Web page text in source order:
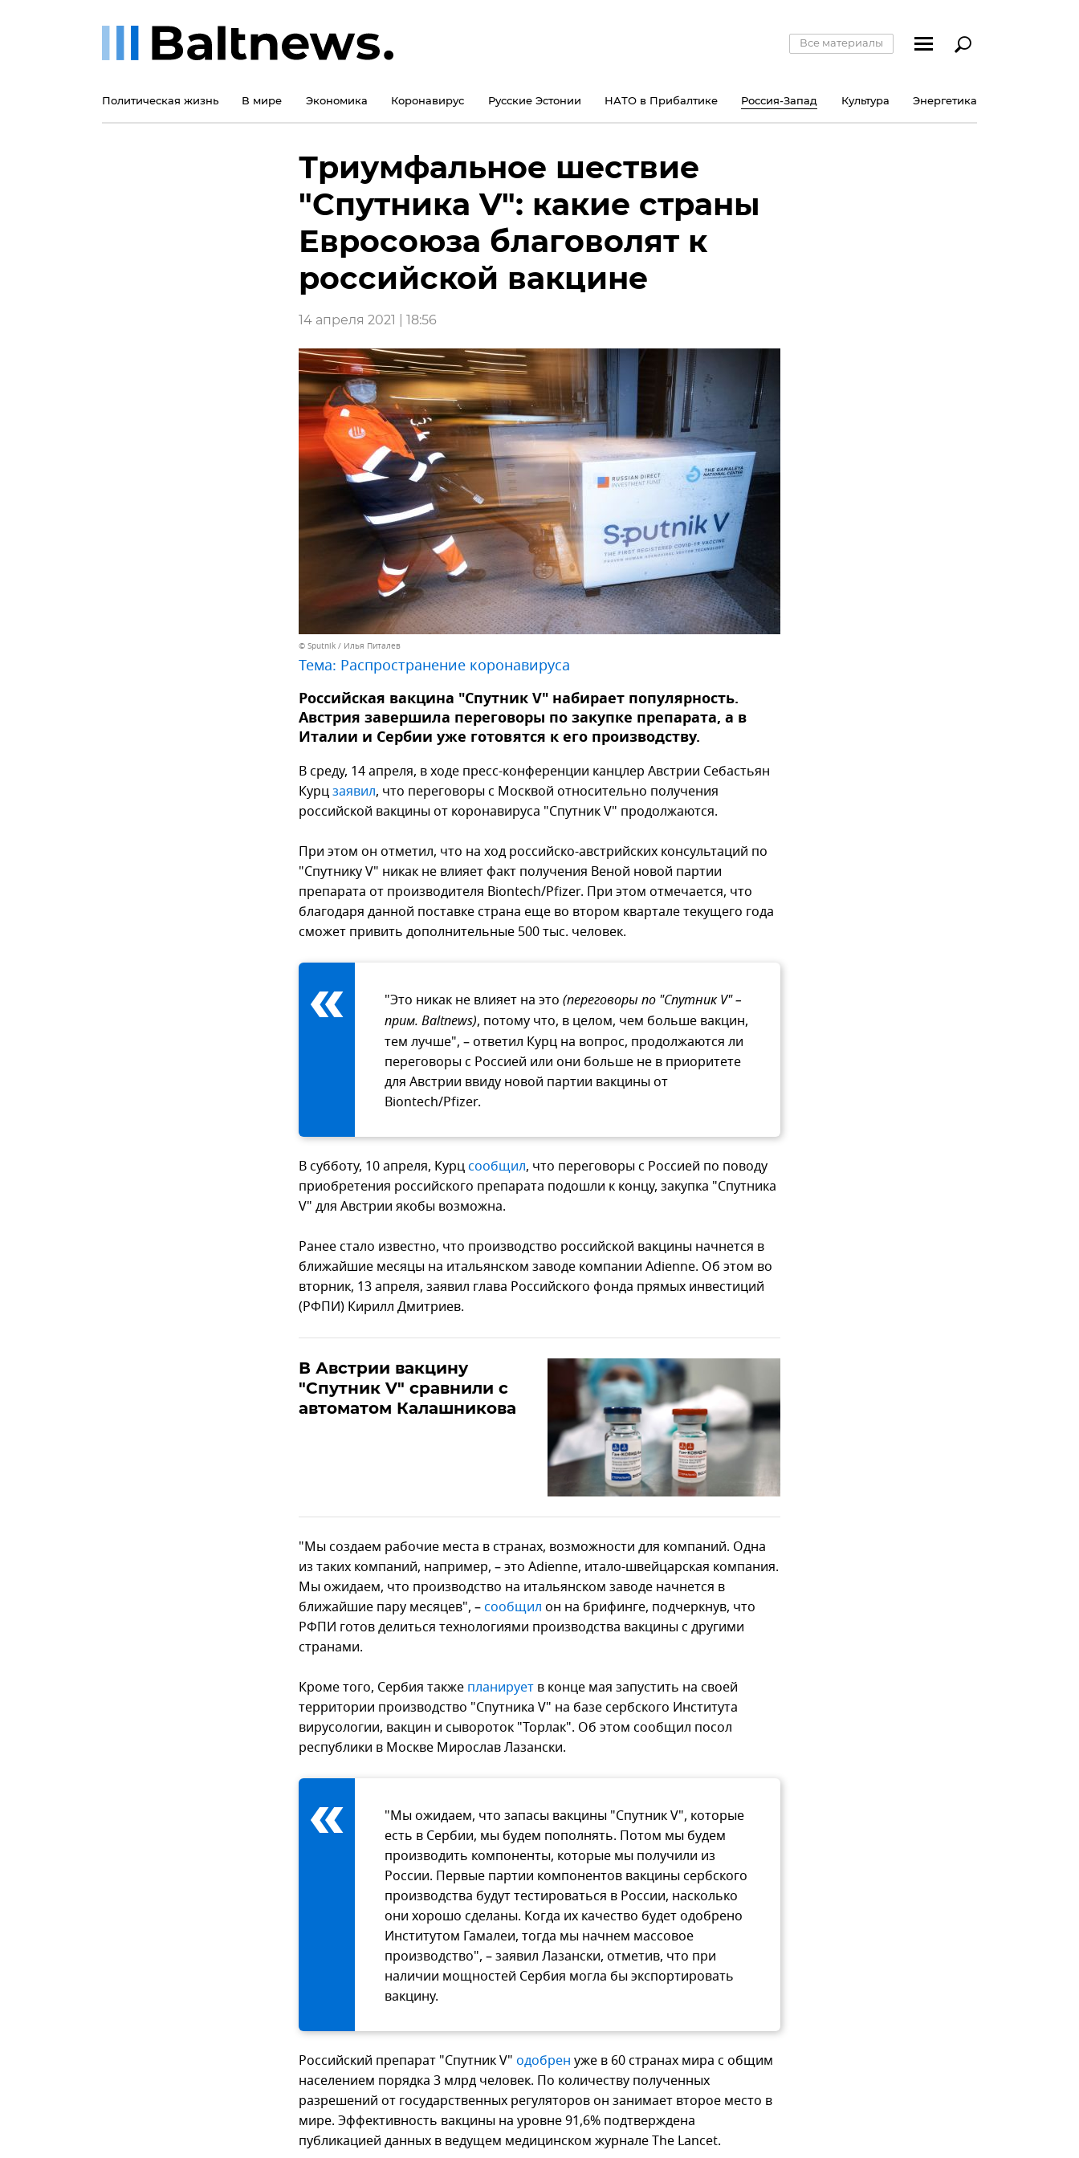
Все материалы
Политическая жизнь В мире Экономика Коронавирус Русские Эстонии НАТО в Прибалтике Россия-Запад Культура Энергетика
Триумфальное шествие
"Спутника V": какие страны
Евросоюза благоволят к
российской вакцине
14 апреля 2021 | 18:56
© Sputnik / Илья Питалев
Тема: Распространение коронавируса
Российская вакцина "Спутник V" набирает популярность.
Австрия завершила переговоры по закупке препарата, а в
Италии и Сербии уже готовятся к его производству.
В среду, 14 апреля, в ходе пресс-конференции канцлер Австрии Себастьян
Курцзаявил, что переговоры с Москвой относительно получения
российской вакцины от коронавируса "Спутник V" продолжаются.
При этом он отметил, что на ход российско-австрийских консультаций по
"Спутнику V" никак не влияет факт получения Веной новой партии
препарата от производителя Biontech/Pfizer. При этом отмечается, что
благодаря данной поставке страна еще во втором квартале текущего года
сможет привить дополнительные 500 тыс. человек.
"Это никак не влияет на это (переговоры по "Спутник V" –
прим. Baltnews), потому что, в целом, чем больше вакцин,
тем лучше", – ответил Курц на вопрос, продолжаются ли
переговоры с Россией или они больше не в приоритете
для Австрии ввиду новой партии вакцины от
Biontech/Pfizer.
В субботу, 10 апреля, Курц сообщил, что переговоры с Россией по поводу
приобретения российского препарата подошли к концу, закупка "Спутника
V" для Австрии якобы возможна.
Ранее стало известно, что производство российской вакцины начнется в
ближайшие месяцы на итальянском заводе компании Adienne. Об этом во
вторник, 13 апреля, заявил глава Российского фонда прямых инвестиций
(РФПИ) Кирилл Дмитриев.
В Австрии вакцину
"Спутник V" сравнили с
автоматом Калашникова
"Мы создаем рабочие места в странах, возможности для компаний. Одна
из таких компаний, например, – это Adienne, итало-швейцарская компания.
Мы ожидаем, что производство на итальянском заводе начнется в
ближайшие пару месяцев", – сообщил он на брифинге, подчеркнув, что
РФПИ готов делиться технологиями производства вакцины с другими
странами.
Кроме того, Сербия также планирует в конце мая запустить на своей
территории производство "Спутника V" на базе сербского Института
вирусологии, вакцин и сывороток "Торлак". Об этом сообщил посол
республики в Москве Мирослав Лазански.
"Мы ожидаем, что запасы вакцины "Спутник V", которые
есть в Сербии, мы будем пополнять. Потом мы будем
производить компоненты, которые мы получили из
России. Первые партии компонентов вакцины сербского
производства будут тестироваться в России, насколько
они хорошо сделаны. Когда их качество будет одобрено
Институтом Гамалеи, тогда мы начнем массовое
производство", – заявил Лазански, отметив, что при
наличии мощностей Сербия могла бы экспортировать
вакцину.
Российский препарат "Спутник V" одобрен уже в 60 странах мира с общим
населением порядка 3 млрд человек. По количеству полученных
разрешений от государственных регуляторов он занимает второе место в
мире. Эффективность вакцины на уровне 91,6% подтверждена
публикацией данных в ведущем медицинском журнале The Lancet.